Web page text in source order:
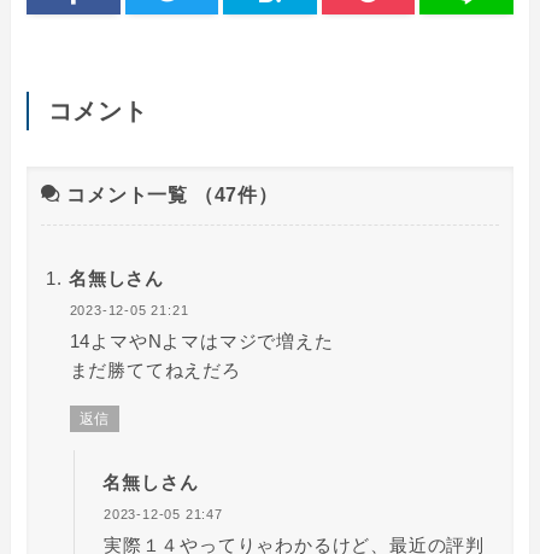
コメント
コメント一覧 （47件）
名無しさん
2023-12-05 21:21
14よマやNよマはマジで増えた
まだ勝ててねえだろ
返信
名無しさん
2023-12-05 21:47
実際１４やってりゃわかるけど、最近の評判